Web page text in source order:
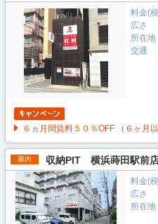
料金(
広さ
所在地
交通
６ヵ月間賃料５０％OFF （６ヶ月
屋内 収納PIT 横浜蒔田駅前
料金(
広さ
所在地